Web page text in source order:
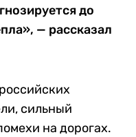
до
— рассказал
сильный
на дорогах.